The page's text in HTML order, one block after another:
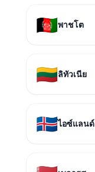
🇦🇫พาชโต
🇱🇹ลิทัวเนีย
🇮🇸ไอซ์แลนด์